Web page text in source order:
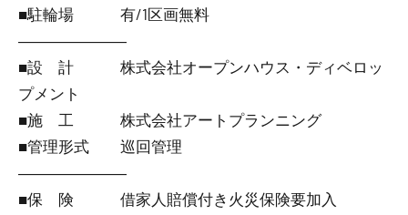
■駐輪場 有/1区画無料
―――――――
■設 計 株式会社オープンハウス・ディベロッ
プメント
■施 工 株式会社アートプランニング
■管理形式 巡回管理
―――――――
■保 険 借家人賠償付き火災保険要加入